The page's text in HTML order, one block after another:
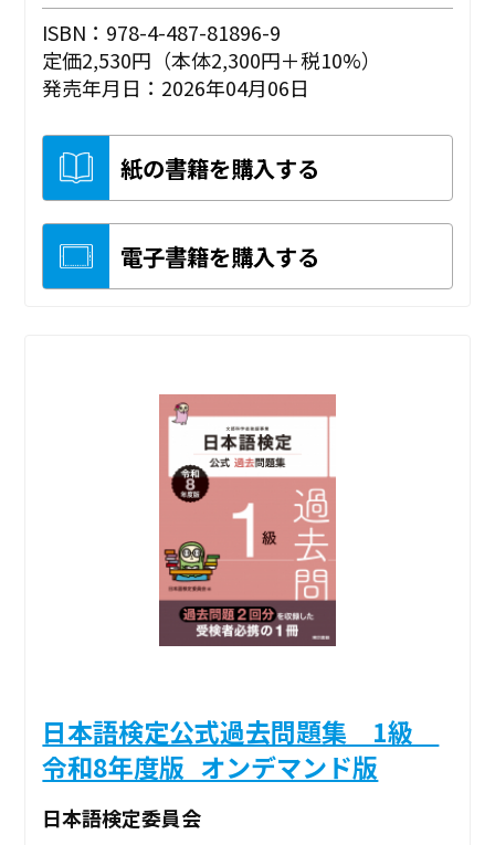
ISBN：978-4-487-81896-9
定価2,530円（本体2,300円＋税10%）
発売年月日：2026年04月06日
紙の書籍を購入する
電子書籍を購入する
日本語検定公式過去問題集 1級
令和8年度版_オンデマンド版
日本語検定委員会